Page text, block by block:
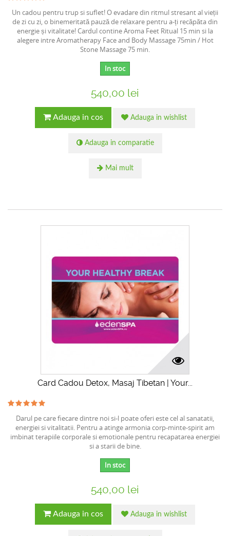
Un cadou pentru trup si suflet! O evadare din ritmul stresant al vieții
de zi cu zi, o binemeritată pauză de relaxare pentru a-ți recăpăta din
energie și vitalitate! Cardul contine Aroma Feet Ritual 15 min si la
alegere intre Aromatherapy Face and Body Massage 75min / Hot
Stone Massage 75 min.
In stoc
540,00 lei
Adauga in cos Adauga in wishlist
Adauga in comparatie
Mai mult
Card Cadou Detox, Masaj Tibetan | Your...
Darul pe care fiecare dintre noi si-l poate oferi este cel al sanatatii,
energiei si vitalitatii. Pentru a atinge armonia corp-minte-spirit am
imbinat terapiile corporale si emotionale pentru recapatarea energiei
si a starii de bine.
In stoc
540,00 lei
Adauga in cos Adauga in wishlist